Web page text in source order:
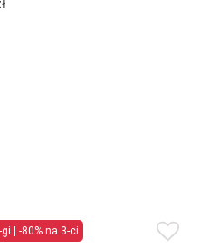
| -80% na 3-ci